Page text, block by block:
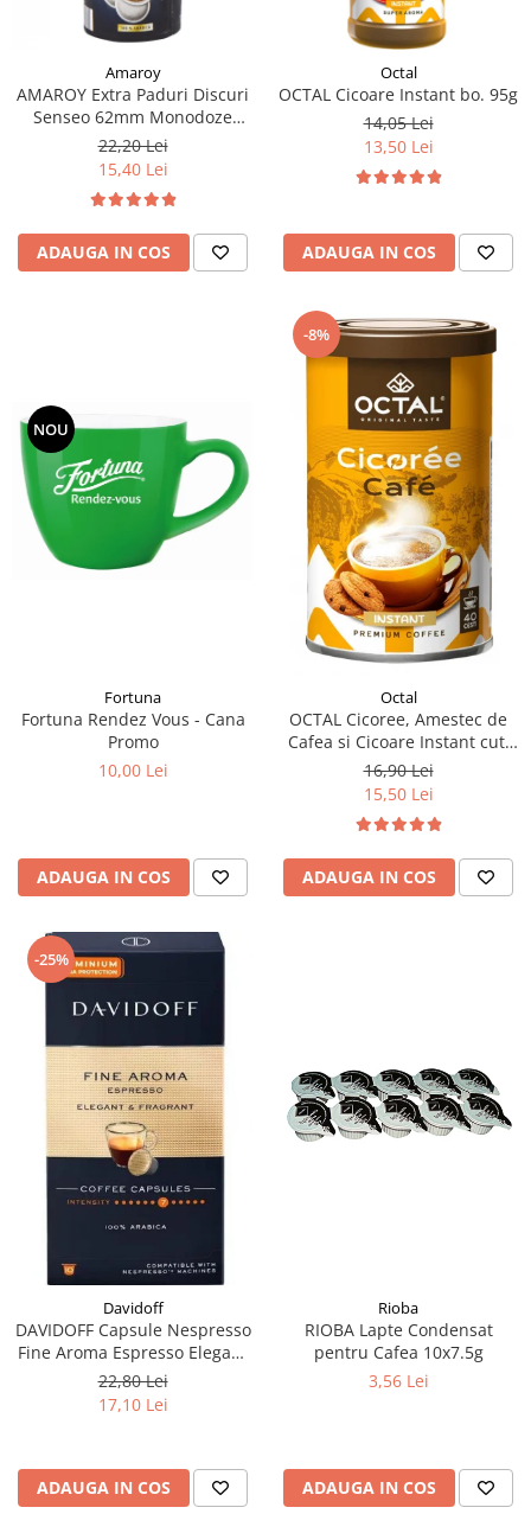
Amaroy
AMAROY Extra Paduri Discuri
Senseo 62mm Monodoze
20buc 140g
22,20 Lei
15,40 Lei
ADAUGA IN COS
Octal
OCTAL Cicoare Instant bo. 95g
14,05 Lei
13,50 Lei
ADAUGA IN COS
NOU
Fortuna
Fortuna Rendez Vous - Cana
Promo
10,00 Lei
ADAUGA IN COS
-8%
Octal
OCTAL Cicoree, Amestec de
Cafea si Cicoare Instant cut.
100g
16,90 Lei
15,50 Lei
ADAUGA IN COS
-25%
Davidoff
DAVIDOFF Capsule Nespresso
Fine Aroma Espresso Elegant
& Fragrant 10x5.5g
22,80 Lei
17,10 Lei
ADAUGA IN COS
Rioba
RIOBA Lapte Condensat
pentru Cafea 10x7.5g
3,56 Lei
ADAUGA IN COS